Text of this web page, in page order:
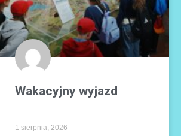
Wakacyjny wyjazd
1 sierpnia, 2026